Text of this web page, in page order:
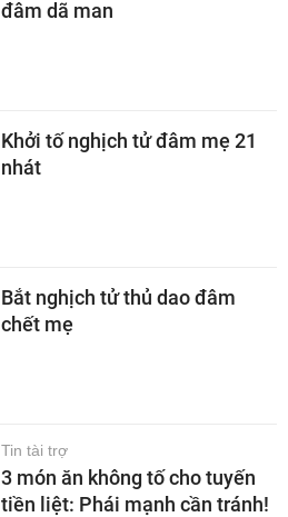
đâm dã man
Khởi tố nghịch tử đâm mẹ 21
nhát
Bắt nghịch tử thủ dao đâm
chết mẹ
Tin tài trợ
3 món ăn không tố cho tuyến
tiền liệt: Phái mạnh cần tránh!